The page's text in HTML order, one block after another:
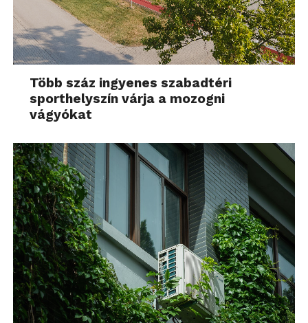
Több száz ingyenes szabadtéri
sporthelyszín várja a mozogni
vágyókat